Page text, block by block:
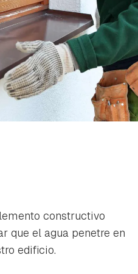
constructivo
que el agua penetre en
edificio.